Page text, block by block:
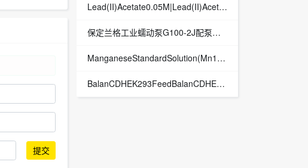
提交
Lead(II)Acetate0.05M|Lead(II)Acetate0.05M|滴定分析标准液
保定兰格工业蠕动泵G100-2J配泵头DG-4(10 rollers)
ManganeseStandardSolution(Mn100)锰标准溶液（Mn100）品牌：Wako
BalanCDHEK293FeedBalanCDHEK293补料培养基品牌：FUJIFILMIrvineScientific